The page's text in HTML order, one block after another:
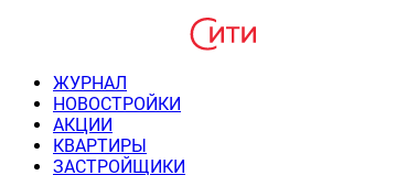
ЖУРНАЛ
НОВОСТРОЙКИ
АКЦИИ
КВАРТИРЫ
ЗАСТРОЙЩИКИ